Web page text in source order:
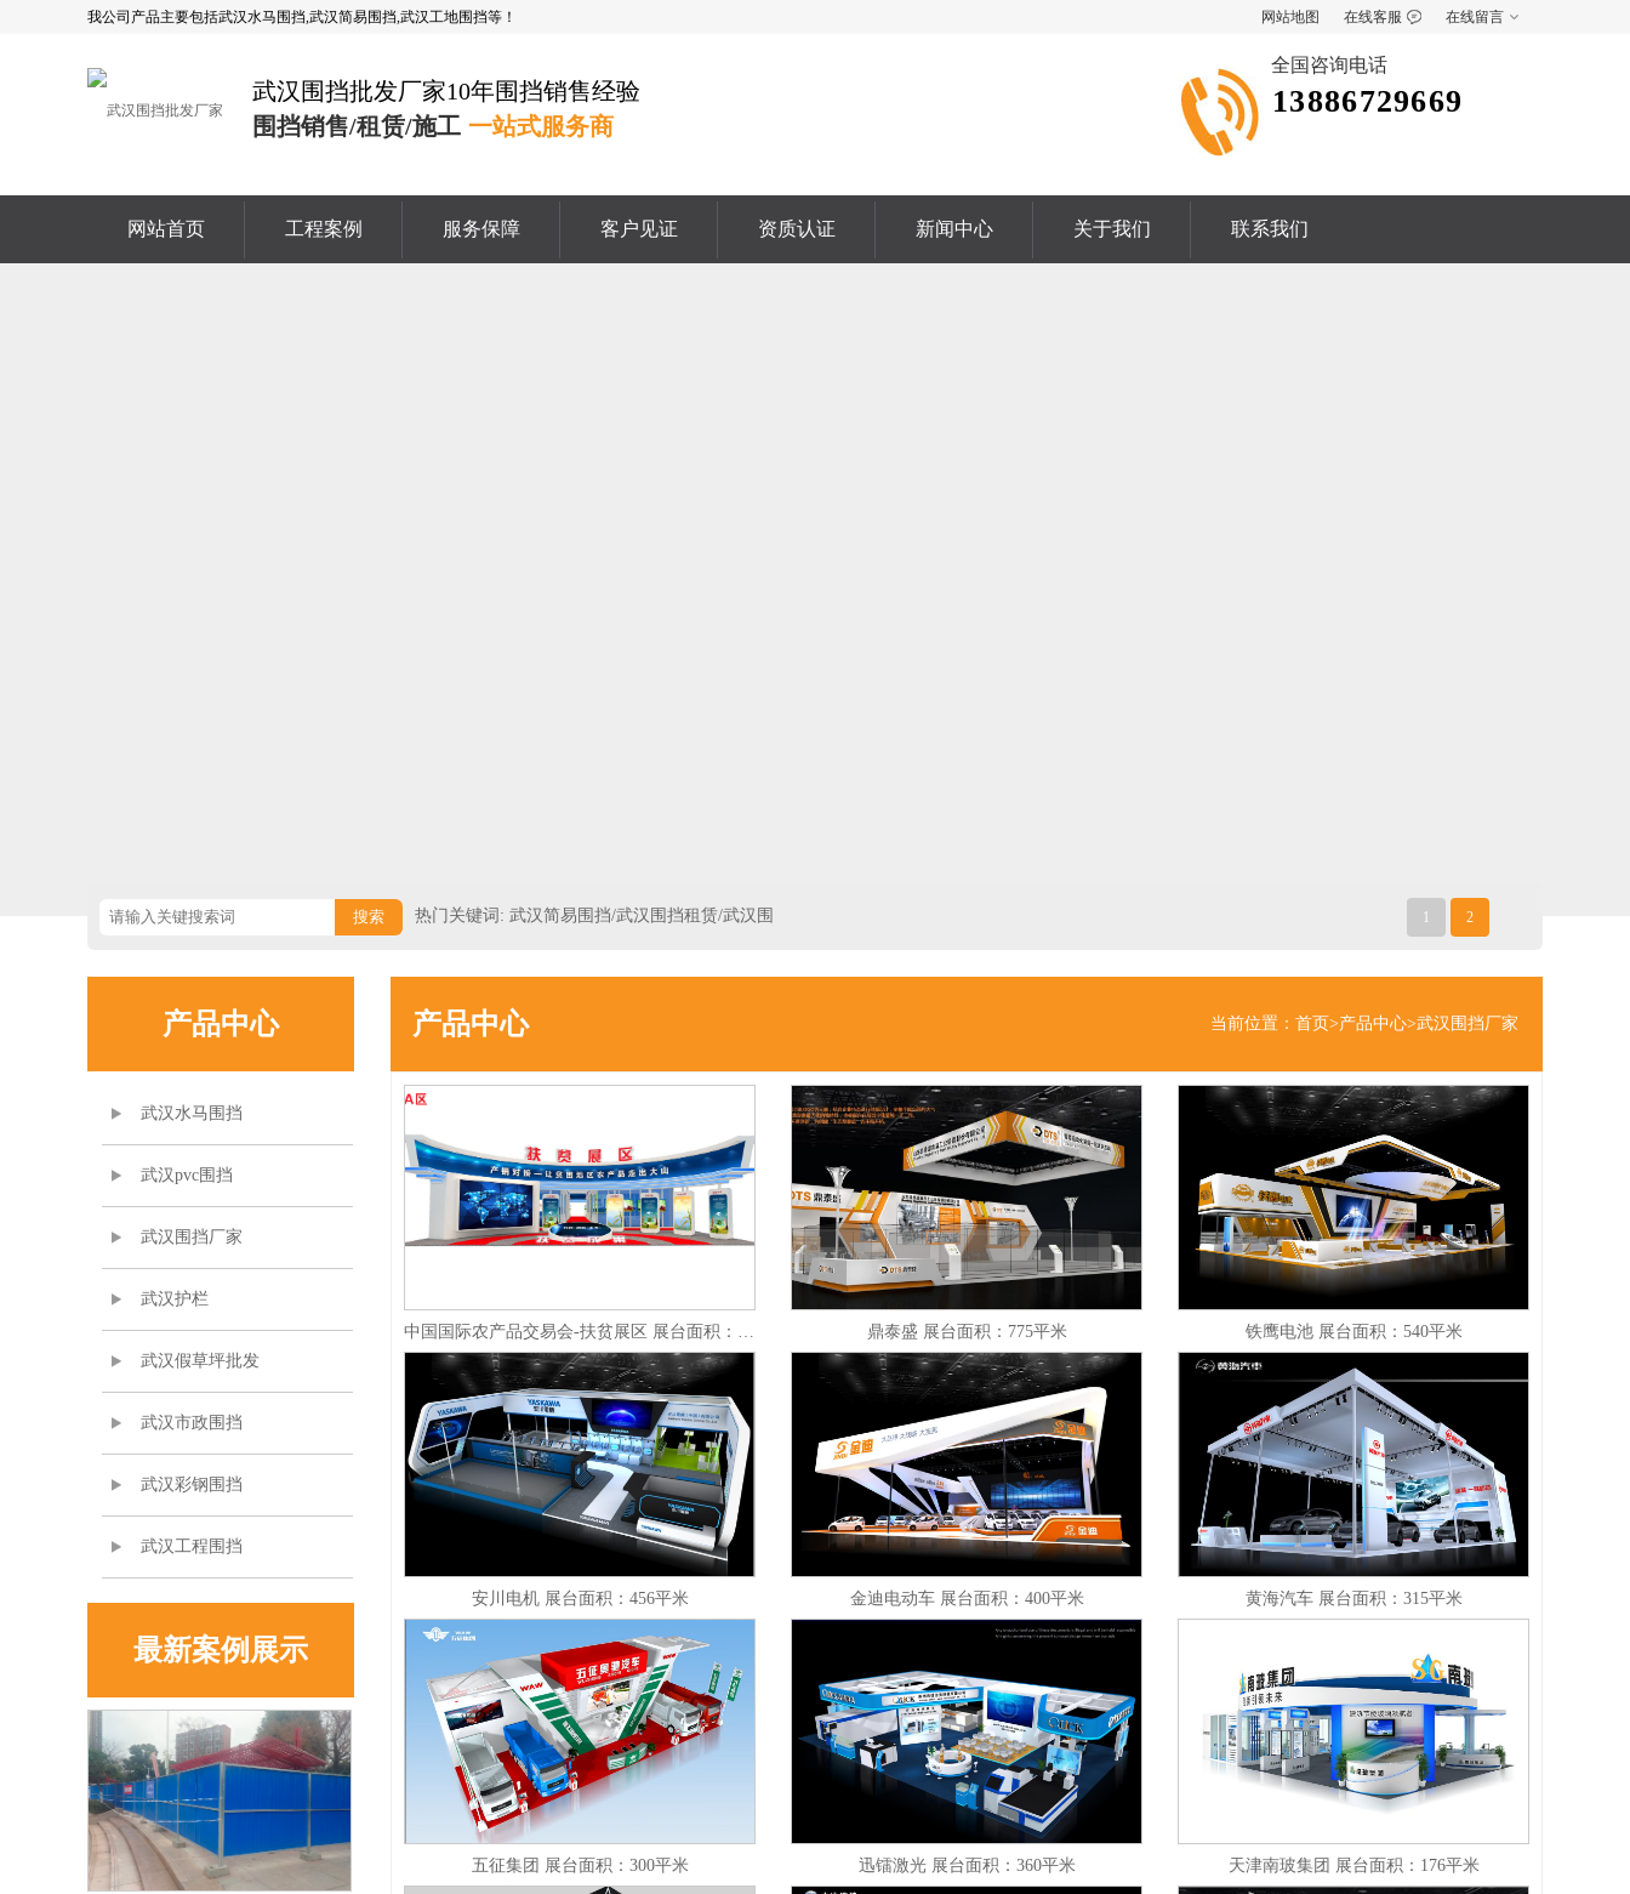
我公司产品主要包括武汉水马围挡,武汉简易围挡,武汉工地围挡等！ 网站地图 在线客服 在线留言
武汉围挡批发厂家10年围挡销售经验
围挡销售/租赁/施工 一站式服务商
全国咨询电话
13886729669
网站首页 工程案例 服务保障 客户见证 资质认证 新闻中心 关于我们 联系我们
1 2
热门关键词: 武汉简易围挡/武汉围挡租赁/武汉围
产品中心
武汉水马围挡
武汉pvc围挡
武汉围挡厂家
武汉护栏
武汉假草坪批发
武汉市政围挡
武汉彩钢围挡
武汉工程围挡
最新案例展示
产品中心 当前位置： 首页>产品中心>武汉围挡厂家
中国国际农产品交易会-扶贫展区 展台面积：2049平米 鼎泰盛 展台面积：775平米 铁鹰电池 展台面积：540平米
安川电机 展台面积：456平米 金迪电动车 展台面积：400平米 黄海汽车 展台面积：315平米
五征集团 展台面积：300平米 迅镭激光 展台面积：360平米 天津南玻集团 展台面积：176平米